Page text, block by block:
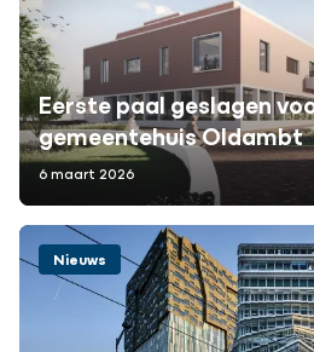
Eerste paal geslagen
gemeentehuis Oldambt
6 maart 2026
Nieuws